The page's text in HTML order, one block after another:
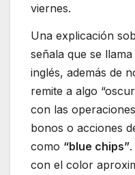
viernes.
Una explicación
señala que se
inglés, además de
remite a algo
con las
bonos o acciones
como “blue chips”
con el color